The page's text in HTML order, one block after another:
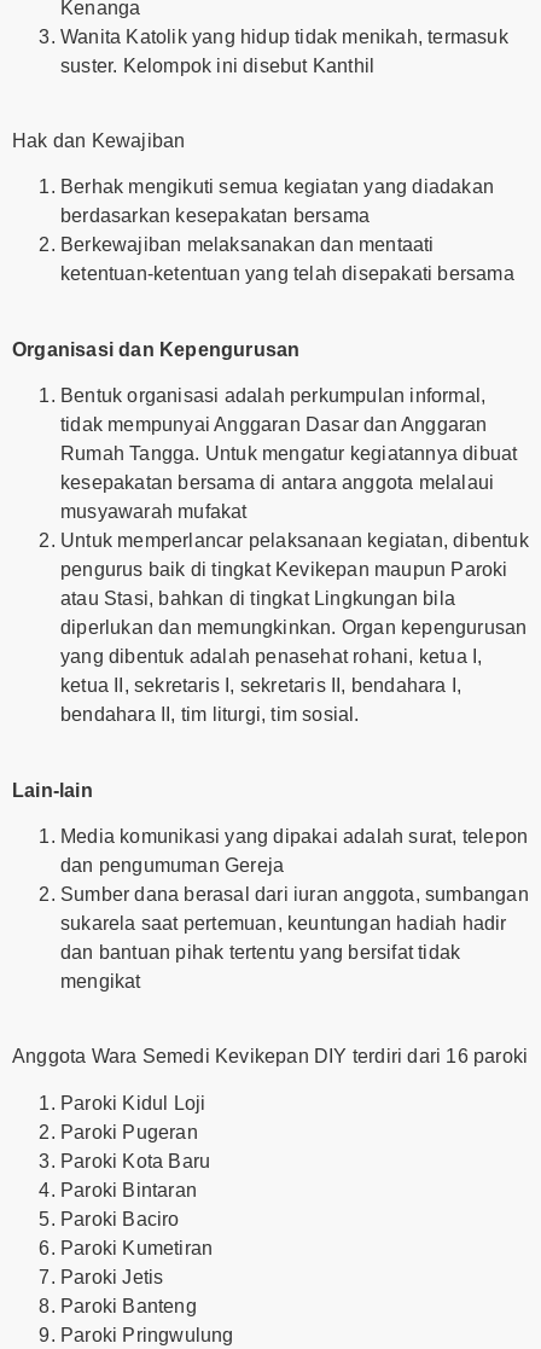
Kenanga
Wanita Katolik yang hidup tidak menikah, termasuk
suster. Kelompok ini disebut Kanthil
Hak dan Kewajiban
Berhak mengikuti semua kegiatan yang diadakan
berdasarkan kesepakatan bersama
Berkewajiban melaksanakan dan mentaati
ketentuan-ketentuan yang telah disepakati bersama
Organisasi dan Kepengurusan
Bentuk organisasi adalah perkumpulan informal,
tidak mempunyai Anggaran Dasar dan Anggaran
Rumah Tangga. Untuk mengatur kegiatannya dibuat
kesepakatan bersama di antara anggota melalaui
musyawarah mufakat
Untuk memperlancar pelaksanaan kegiatan, dibentuk
pengurus baik di tingkat Kevikepan maupun Paroki
atau Stasi, bahkan di tingkat Lingkungan bila
diperlukan dan memungkinkan. Organ kepengurusan
yang dibentuk adalah penasehat rohani, ketua I,
ketua II, sekretaris I, sekretaris II, bendahara I,
bendahara II, tim liturgi, tim sosial.
Lain-lain
Media komunikasi yang dipakai adalah surat, telepon
dan pengumuman Gereja
Sumber dana berasal dari iuran anggota, sumbangan
sukarela saat pertemuan, keuntungan hadiah hadir
dan bantuan pihak tertentu yang bersifat tidak
mengikat
Anggota Wara Semedi Kevikepan DIY terdiri dari 16 paroki
Paroki Kidul Loji
Paroki Pugeran
Paroki Kota Baru
Paroki Bintaran
Paroki Baciro
Paroki Kumetiran
Paroki Jetis
Paroki Banteng
Paroki Pringwulung